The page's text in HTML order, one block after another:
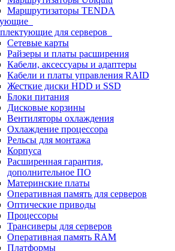
Маршрутизаторы TENDA
для серверов
Сетевые карты
Райзеры и платы расширения
Кабели, аксессуары и адаптеры
Кабели и платы управления RAID
Жесткие диски HDD и SSD
Блоки питания
Дисковые корзины
Вентиляторы охлаждения
Охлаждение процессора
Рельсы для монтажа
Корпуса
Расширенная гарантия,
дополнительное ПО
Материнские платы
Оперативная память для серверов
Оптические приводы
Процессоры
Трансиверы для серверов
Оперативная память RAM
Платформы